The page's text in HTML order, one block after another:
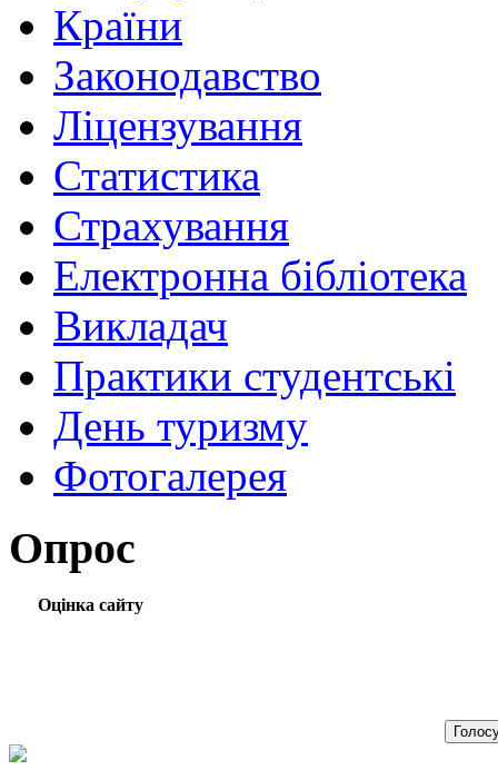
Країни
Законодавство
Ліцензування
Статистика
Страхування
Електронна бібліотека
Викладач
Практики студентські
День туризму
Фотогалерея
Опрос
Оцінка сайту